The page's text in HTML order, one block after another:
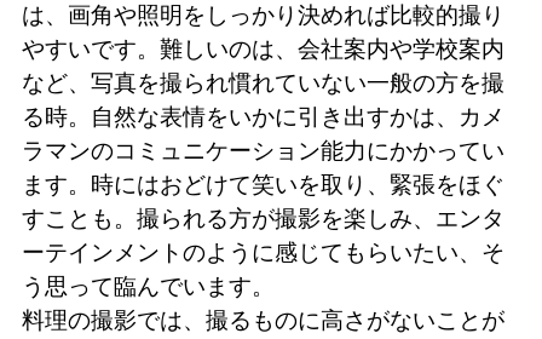
は、画角や照明をしっかり決めれば比較的撮り
やすいです。難しいのは、会社案内や学校案内
など、写真を撮られ慣れていない一般の方を撮
る時。自然な表情をいかに引き出すかは、カメ
ラマンのコミュニケーション能力にかかってい
ます。時にはおどけて笑いを取り、緊張をほぐ
すことも。撮られる方が撮影を楽しみ、エンタ
ーテインメントのように感じてもらいたい、そ
う思って臨んでいます。
料理の撮影では、撮るものに高さがないことが